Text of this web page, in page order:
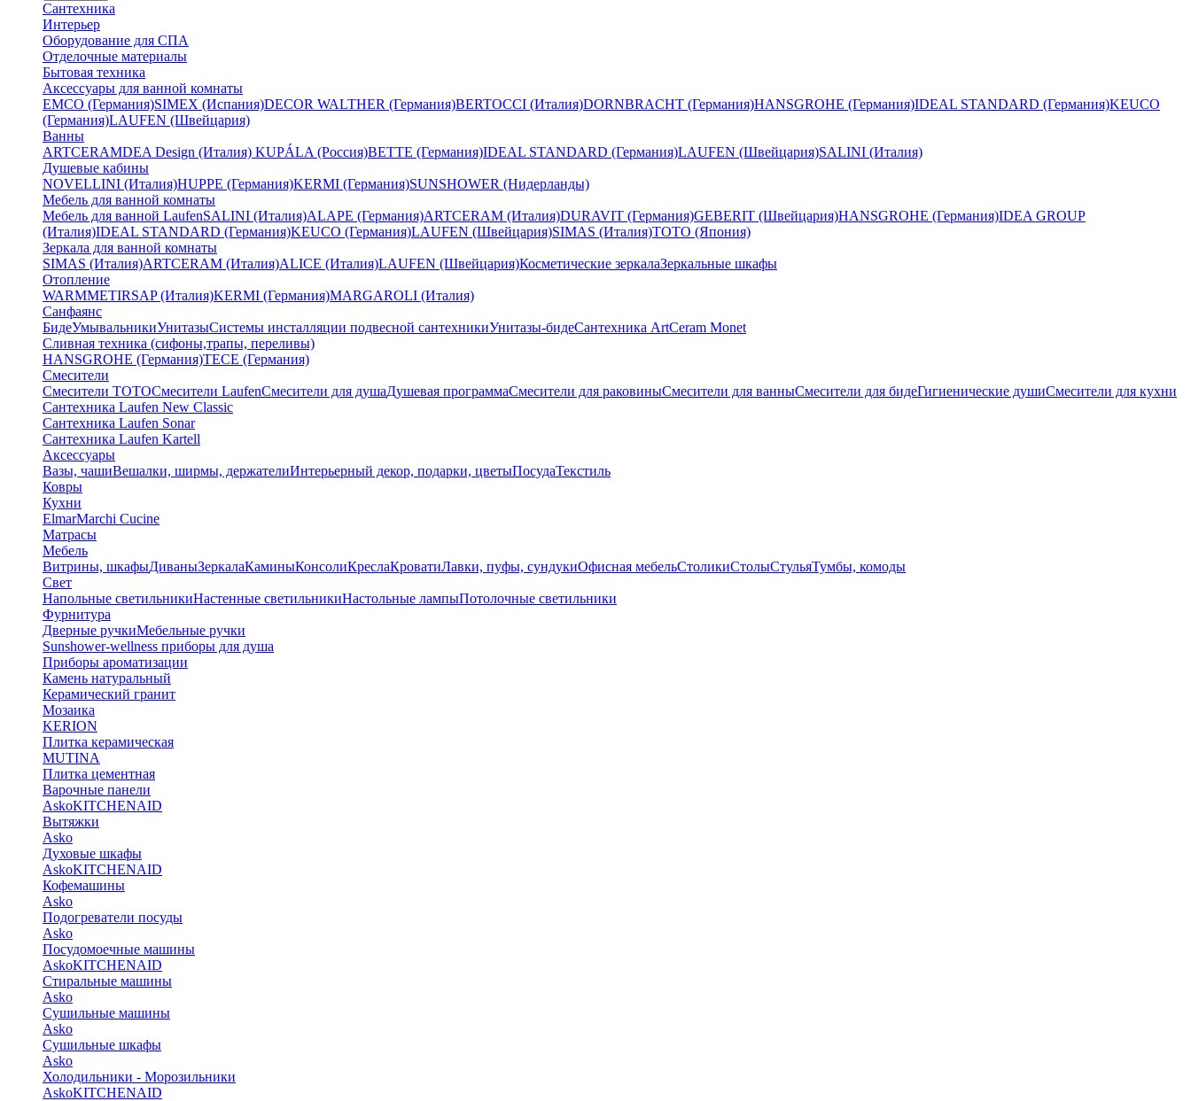
Сантехника
Интерьер
Оборудование для СПА
Отделочные материалы
Бытовая техника
Аксессуары для ванной комнаты
EMCO (Германия)SIMEX (Испания)DECOR WALTHER (Германия)BERTOCCI (Италия)DORNBRACHT (Германия)HANSGROHE (Германия)IDEAL STANDARD (Германия)KEUCO
(Германия)LAUFEN (Швейцария)
Ванны
ARTCERAMDEA Design (Италия) KUPÁLA (Россия)BETTE (Германия)IDEAL STANDARD (Германия)LAUFEN (Швейцария)SALINI (Италия)
Душевые кабины
NOVELLINI (Италия)HUPPE (Германия)KERMI (Германия)SUNSHOWER (Нидерланды)
Мебель для ванной комнаты
Мебель для ванной LaufenSALINI (Италия)ALAPE (Германия)ARTCERAM (Италия)DURAVIT (Германия)GEBERIT (Швейцария)HANSGROHE (Германия)IDEA GROUP
(Италия)IDEAL STANDARD (Германия)KEUCO (Германия)LAUFEN (Швейцария)SIMAS (Италия)TOTO (Япония)
Зеркала для ванной комнаты
SIMAS (Италия)ARTCERAM (Италия)ALICE (Италия)LAUFEN (Швейцария)Косметические зеркалаЗеркальные шкафы
Отопление
WARMMETIRSAP (Италия)KERMI (Германия)MARGAROLI (Италия)
Санфаянс
БидеУмывальникиУнитазыСистемы инсталляции подвесной сантехникиУнитазы-бидеСантехника ArtCeram Monet
Сливная техника (сифоны,трапы, переливы)
HANSGROHE (Германия)TECE (Германия)
Смесители
Смесители TOTOСмесители LaufenСмесители для душаДушевая программаСмесители для раковиныСмесители для ванныСмесители для бидеГигиенические душиСмесители для кухни
Сантехника Laufen New Classic
Сантехника Laufen Sonar
Сантехника Laufen Kartell
Аксессуары
Вазы, чашиВешалки, ширмы, держателиИнтерьерный декор, подарки, цветыПосудаТекстиль
Ковры
Кухни
ElmarMarchi Cucine
Матрасы
Мебель
Витрины, шкафыДиваныЗеркалаКаминыКонсолиКреслаКроватиЛавки, пуфы, сундукиОфисная мебельСтоликиСтолыСтульяТумбы, комоды
Свет
Напольные светильникиНастенные светильникиНастольные лампыПотолочные светильники
Фурнитура
Дверные ручкиМебельные ручки
Sunshower-wellness приборы для душа
Приборы ароматизации
Камень натуральный
Керамический гранит
Мозаика
KERION
Плитка керамическая
MUTINA
Плитка цементная
Варочные панели
AskoKITCHENAID
Вытяжки
Asko
Духовые шкафы
AskoKITCHENAID
Кофемашины
Asko
Подогреватели посуды
Asko
Посудомоечные машины
AskoKITCHENAID
Стиральные машины
Asko
Сушильные машины
Asko
Сушильные шкафы
Asko
Холодильники - Морозильники
AskoKITCHENAID